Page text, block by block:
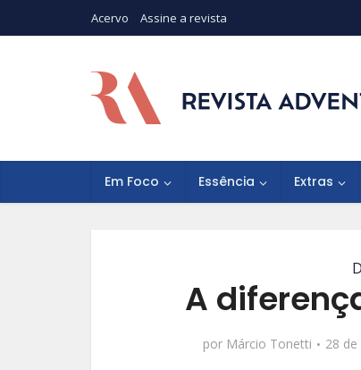
Acervo Assine a revista
Em Foco Essência Extras
A
por Márcio Tonetti 28